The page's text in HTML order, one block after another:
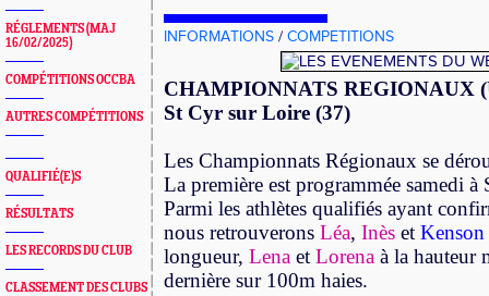
RÉGLEMENTS (MAJ
16/02/2025)
COMPÉTITIONS OCCBA
AUTRES COMPÉTITIONS
QUALIFIÉ(E)S
RÉSULTATS
LES RECORDS DU CLUB
CLASSEMENT DES CLUBS
INFORMATIONS / COMPETITIONS
CHAMPIONNATS REGIONAUX
St Cyr sur Loire (37)
Les Championnats Régionaux se
La première est programmée samedi
Parmi les athlètes qualifiés ayant
nous retrouverons Léa, Inès et Kenson
longueur, Lena et Lorena à la hauteur
dernière sur 100m haies.